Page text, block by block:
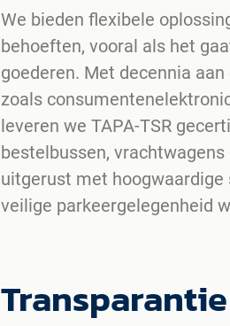
We bieden flexibele
behoeften, vooral als het
goederen. Met decennia
zoals
leveren we TAPA-TSR
bestelbussen,
uitgerust met
veilige parkeergelegenheid